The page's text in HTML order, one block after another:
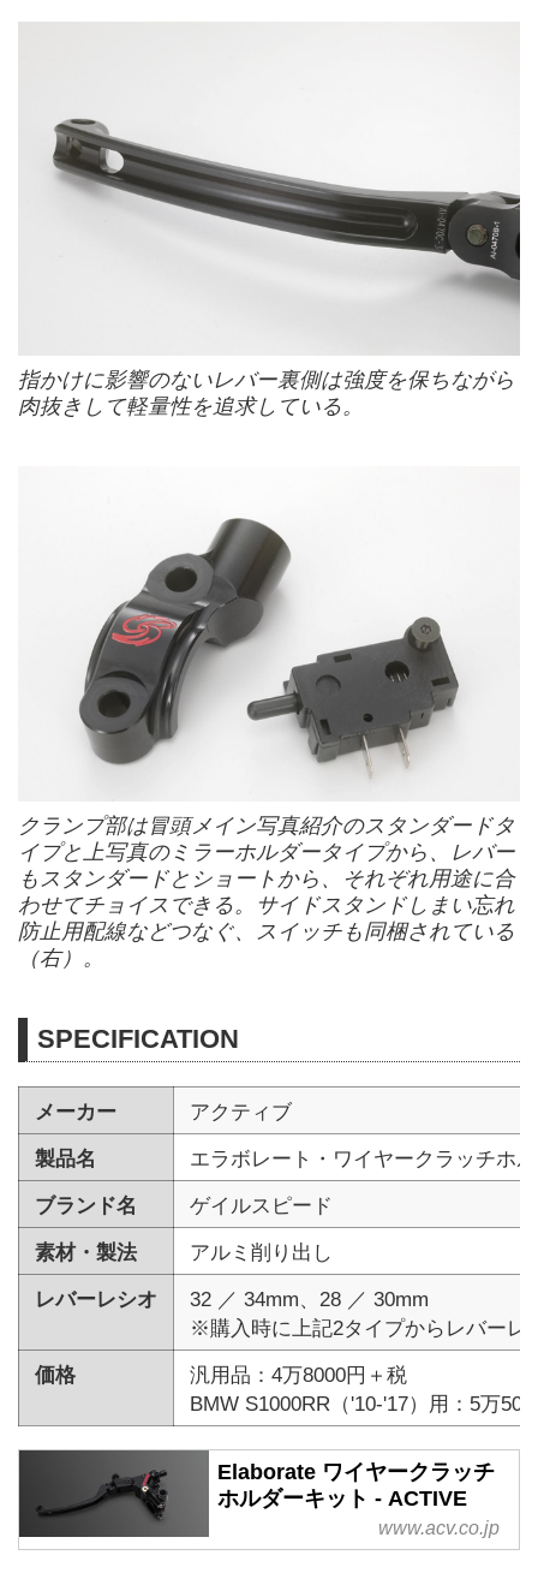
指かけに影響のないレバー裏側は強度を保ちながら
肉抜きして軽量性を追求している。
クランプ部は冒頭メイン写真紹介のスタンダードタ
イプと上写真のミラーホルダータイプから、レバー
もスタンダードとショートから、それぞれ用途に合
わせてチョイスできる。サイドスタンドしまい忘れ
防止用配線などつなぐ、スイッチも同梱されている
（右）。
SPECIFICATION
メーカー
アクティブ
製品名
エラボレート・ワイヤークラッチホ
ブランド名
ゲイルスピード
素材・製法
アルミ削り出し
レバーレシオ
32 ／ 34mm、28 ／ 30mm
※購入時に上記2タイプからレバーレ
価格
汎用品：4万8000円＋税
BMW S1000RR（'10-'17）用：5万
Elaborate ワイヤークラッチ
ホルダーキット - ACTIVE
www.acv.co.jp